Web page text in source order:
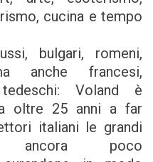
cucina e tempo
bulgari, romeni,
anche francesi,
Voland è
oltre 25 anni a far
italiani le grandi
ancora poco